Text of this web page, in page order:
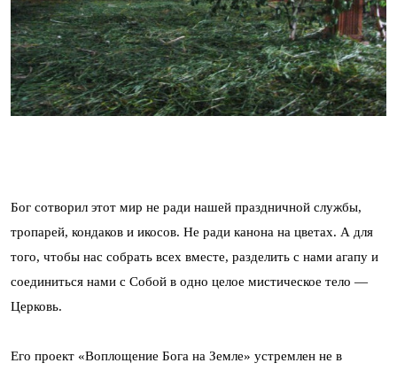
Бог сотворил этот мир не ради нашей праздничной службы,
тропарей, кондаков и икосов. Не ради канона на цветах. А для
того, чтобы нас собрать всех вместе, разделить с нами агапу и
соединиться нами с Собой в одно целое мистическое тело —
Церковь.
Его проект «Воплощение Бога на Земле» устремлен не в